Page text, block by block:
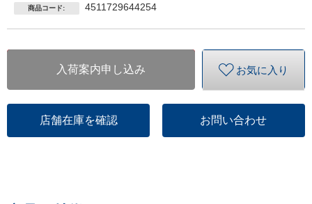
商品コード: 4511729644254
入荷案内申し込み お気に入り
店舗在庫を確認 お問い合わせ